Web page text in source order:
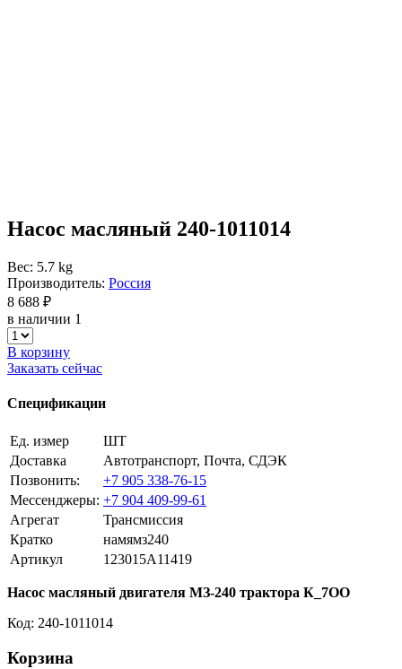
Насос масляный 240-1011014
Вес: 5.7 kg
Производитель: Россия
8 688 ₽
в наличии 1
В корзину
Заказать сейчас
Спецификации
Ед. измер
ШТ
Доставка
Автотранспорт, Почта, СДЭК
Позвонить:
+7 905 338-76-15
Мессенджеры: +7 904 409-99-61
Агрегат
Трансмиссия
Кратко
намямз240
Артикул
123015A11419
Насос масляный двигателя МЗ-240 трактора К_7ОО
Код: 240-1011014
Корзина